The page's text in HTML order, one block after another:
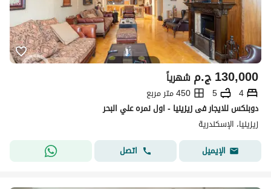
ج.م130,000 شهرياً
4
5
450 متر مربع
دوبلكس للايجار فى زيزينيا - اول نمره علي البحر
زيزينيا، الإسكندرية
الإيميل
اتصل